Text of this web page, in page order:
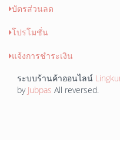
บัตรส่วนลด
โปรโมชั่น
แจ้งการชำระเงิน
ระบบร้านค้าออนไลน์
by Jubpas All reversed.